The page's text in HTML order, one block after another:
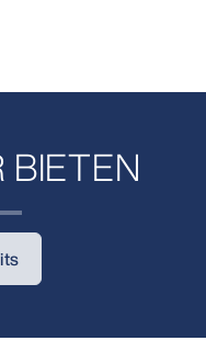
BIETEN